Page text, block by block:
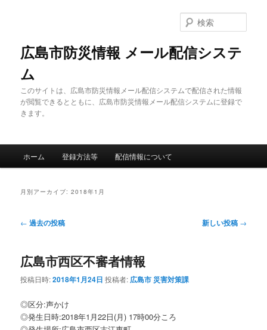
広島市防災情報 メール配信システ
ム
このサイトは、広島市防災情報メール配信システムで配信された情報
が閲覧できるとともに、広島市防災情報メール配信システムに登録で
きます。
索
ホーム 登録方法等 配信情報について
月別アーカイブ:2018年1月
投
ビ
ゲ
ー
ョ
ン
← 過去の投稿 新しい投稿 →
広島市西区不審者情報
投稿日時:2018年1月24日 投稿者: 広島市 災害対策課
◎区分:声かけ
◎発生日時:2018年1月22日(月) 17時00分ころ